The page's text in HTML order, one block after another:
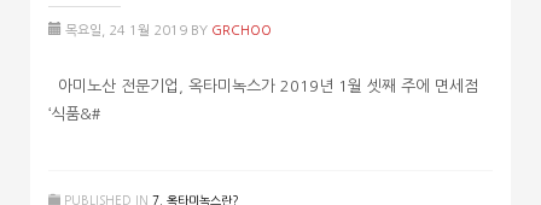
목요일, 24 1월 2019 BY GRCHOO
아미노산 전문기업, 옥타미녹스가 2019년 1월 셋째 주에 면세점
‘식품&#
PUBLISHED IN 7. 옥타미녹스란?